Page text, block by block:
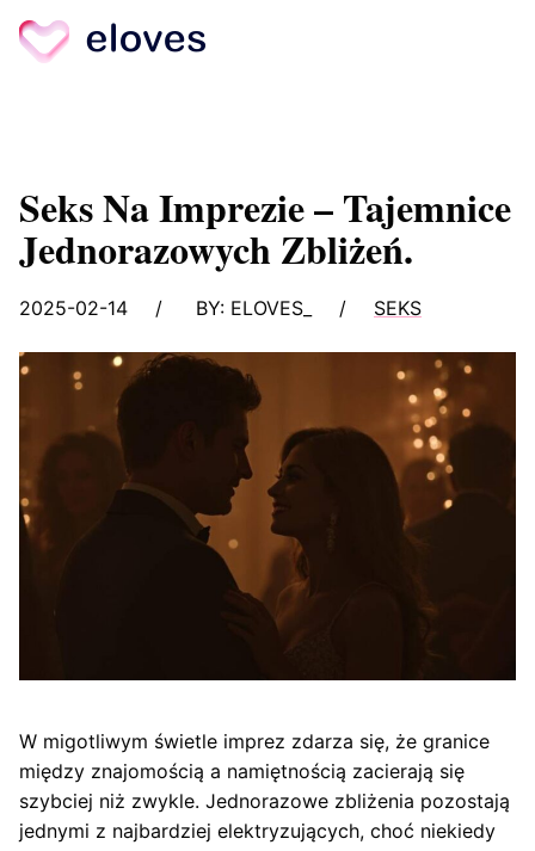
Seks Na Imprezie – Tajemnice
Jednorazowych Zbliżeń.
2025-02-14 / BY: ELOVES_ / SEKS
W migotliwym świetle imprez zdarza się, że granice
między znajomością a namiętnością zacierają się
szybciej niż zwykle. Jednorazowe zbliżenia pozostają
jednymi z najbardziej elektryzujących, choć niekiedy